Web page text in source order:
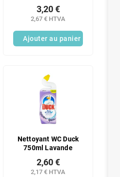
2,67 € HTVA
3,20 €
Ajouter au panier
Nettoyant WC Duck
750ml Lavande
2,17 € HTVA
2,60 €